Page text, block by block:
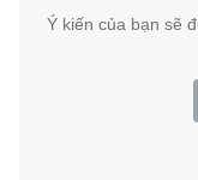
Ý kiến của bạn sẽ